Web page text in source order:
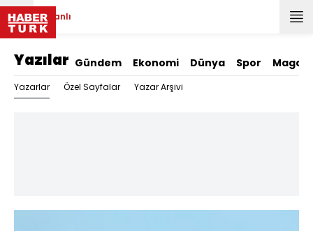
Canlı
Yazılar Gündem Ekonomi Dünya Spor
Yazarlar Özel Sayfalar Yazar Arşivi